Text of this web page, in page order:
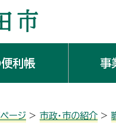
便利帳 事
ージ > 市政・市の紹介 >